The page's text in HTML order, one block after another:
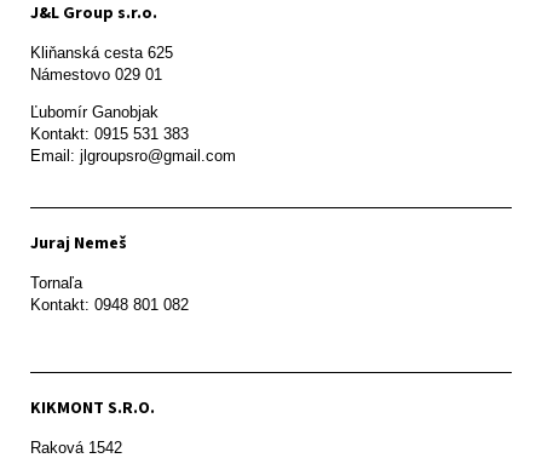
J&L Group s.r.o.
Kliňanská cesta 625
Námestovo 029 01
Ľubomír Ganobjak
Kontakt: 0915 531 383
Email: jlgroupsro@gmail.com
Juraj Nemeš
Tornaľa
Kontakt: 0948 801 082
KIKMONT S.R.O.
Raková 1542